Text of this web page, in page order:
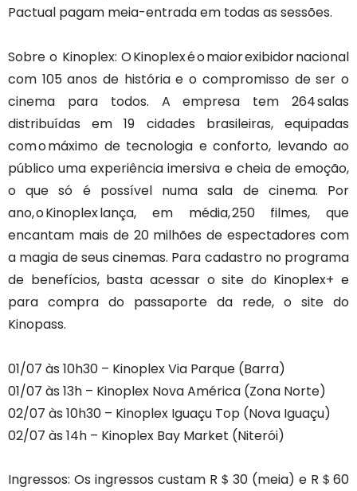
Pactual pagam meia-entrada em todas as sessões.
Sobre o Kinoplex: O Kinoplex é o maior exibidor nacional
com 105 anos de história e o compromisso de ser o
cinema para todos. A empresa tem 264 salas
distribuídas em 19 cidades brasileiras, equipadas
com o máximo de tecnologia e conforto, levando ao
público uma experiência imersiva e cheia de emoção,
o que só é possível numa sala de cinema. Por
ano, o Kinoplex lança, em média, 250 filmes, que
encantam mais de 20 milhões de espectadores com
a magia de seus cinemas. Para cadastro no programa
de benefícios, basta acessar o site do Kinoplex+ e
para compra do passaporte da rede, o site do
Kinopass.
01/07 às 10h30 – Kinoplex Via Parque (Barra)
01/07 às 13h – Kinoplex Nova América (Zona Norte)
02/07 às 10h30 – Kinoplex Iguaçu Top (Nova Iguaçu)
02/07 às 14h – Kinoplex Bay Market (Niterói)
Ingressos: Os ingressos custam R＄30 (meia) e R＄60